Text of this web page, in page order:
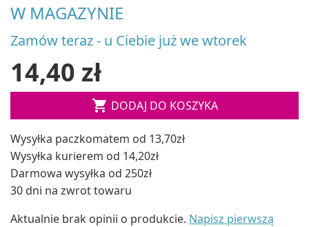
W MAGAZYNIE
Zamów teraz - u Ciebie już we wtorek
14,40 zł
 DODAJ DO KOSZYKA
Wysyłka paczkomatem od 13,70zł
Wysyłka kurierem od 14,20zł
Darmowa wysyłka od 250zł
30 dni na zwrot towaru
Aktualnie brak opinii o produkcie. Napisz pierwszą